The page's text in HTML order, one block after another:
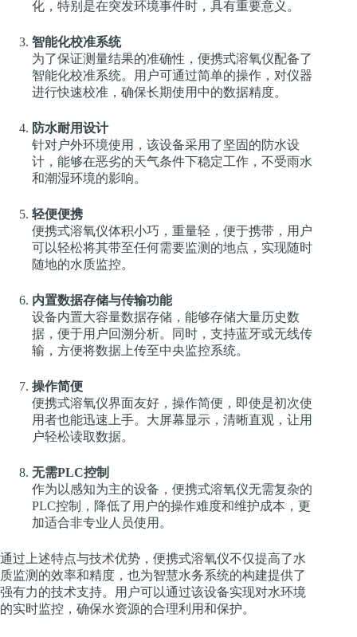
化，特别是在突发环境事件时，具有重要意义。
智能化校准系统
为了保证测量结果的准确性，便携式溶氧仪配备了
智能化校准系统。用户可通过简单的操作，对仪器
进行快速校准，确保长期使用中的数据精度。
防水耐用设计
针对户外环境使用，该设备采用了坚固的防水设
计，能够在恶劣的天气条件下稳定工作，不受雨水
和潮湿环境的影响。
轻便便携
便携式溶氧仪体积小巧，重量轻，便于携带，用户
可以轻松将其带至任何需要监测的地点，实现随时
随地的水质监控。
内置数据存储与传输功能
设备内置大容量数据存储，能够存储大量历史数
据，便于用户回溯分析。同时，支持蓝牙或无线传
输，方便将数据上传至中央监控系统。
操作简便
便携式溶氧仪界面友好，操作简便，即使是初次使
用者也能迅速上手。大屏幕显示，清晰直观，让用
户轻松读取数据。
无需PLC控制
作为以感知为主的设备，便携式溶氧仪无需复杂的
PLC控制，降低了用户的操作难度和维护成本，更
加适合非专业人员使用。
通过上述特点与技术优势，便携式溶氧仪不仅提高了水
质监测的效率和精度，也为智慧水务系统的构建提供了
强有力的技术支持。用户可以通过该设备实现对水环境
的实时监控，确保水资源的合理利用和保护。